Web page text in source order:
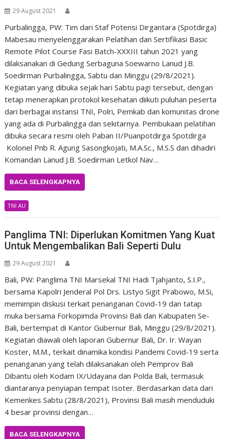
29 August 2021
Purbalingga, PW: Tim dari Staf Potensi Dirgantara (Spotdirga)
Mabesau menyelenggarakan Pelatihan dan Sertifikasi Basic
Remote Pilot Course Fasi Batch-XXXIII tahun 2021 yang
dilaksanakan di Gedung Serbaguna Soewarno Lanud J.B.
Soedirman Purbalingga, Sabtu dan Minggu (29/8/2021).
Kegiatan yang dibuka sejak hari Sabtu pagi tersebut, dengan
tetap menerapkan protokol kesehatan diikuti puluhan peserta
dari berbagai instansi TNI, Polri, Pemkab dan komunitas drone
yang ada di Purbalingga dan sekitarnya. Pembukaan pelatihan
dibuka secara resmi oleh Paban II/Puanpotdirga Spotdirga
Kolonel Pnb R. Agung Sasongkojati, M.A.Sc., M.S.S dan dihadiri
Komandan Lanud J.B. Soedirman Letkol Nav…
BACA SELENGKAPNYA
TNI AU
Panglima TNI: Diperlukan Komitmen Yang Kuat
Untuk Mengembalikan Bali Seperti Dulu
29 August 2021
Bali, PW: Panglima TNI Marsekal TNI Hadi Tjahjanto, S.I.P.,
bersama Kapolri Jenderal Pol Drs. Listyo Sigit Prabowo, M.Si,
memimpin diskusi terkait penanganan Covid-19 dan tatap
muka bersama Forkopimda Provinsi Bali dan Kabupaten Se-
Bali, bertempat di Kantor Gubernur Bali, Minggu (29/8/2021).
Kegiatan diawali oleh laporan Gubernur Bali, Dr. Ir. Wayan
Koster, M.M., terkait dinamika kondisi Pandemi Covid-19 serta
penanganan yang telah dilaksanakan oleh Pemprov Bali
Dibantu oleh Kodam IX/Udayana dan Polda Bali, termasuk
diantaranya penyiapan tempat Isoter. Berdasarkan data dari
Kemenkes Sabtu (28/8/2021), Provinsi Bali masih menduduki
4 besar provinsi dengan…
BACA SELENGKAPNYA